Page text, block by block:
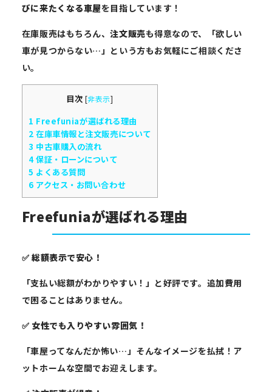
びに来たくなる車屋を目指しています！
在庫販売はもちろん、注文販売も得意なので、「欲しい
車が見つからない…」という方もお気軽にご相談くださ
い。
目次 [非表示]
1 Freefuniaが選ばれる理由
2 在庫車情報と注文販売について
3 中古車購入の流れ
4保証・ローンについて
5 よくある質問
6 アクセス・お問い合わせ
Freefuniaが選ばれる理由
✅ 総額表示で安心！
「支払い総額がわかりやすい！」と好評です。追加費用
で困ることはありません。
✅ 女性でも入りやすい雰囲気！
「車屋ってなんだか怖い…」そんなイメージを払拭！ア
ットホームな空間でお迎えします。